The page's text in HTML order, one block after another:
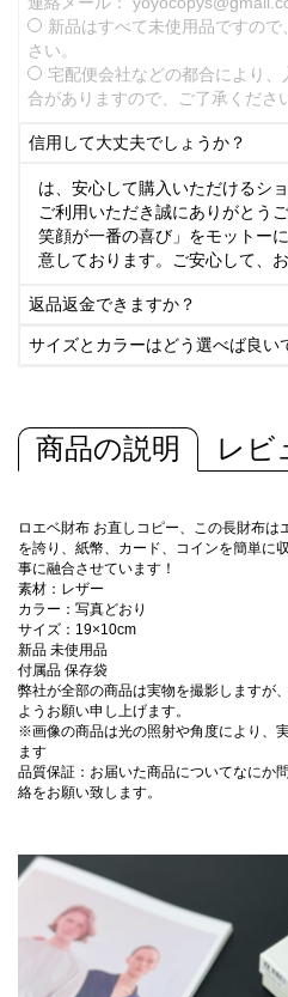
新品はすべて未使用品ですの
さい。
宅配便会社などの都合により
合がありますので、ご了承くださ
信用して大丈夫でしょうか？
は、安心して購入いただけるシ
ご利用いただき誠にありがとう
笑顔が一番の喜び」をモットー
意しております。ご安心して、
返品返金できますか？
サイズとカラーはどう選べば良い
商品の説明 レビ
ロエベ財布 お直しコピー、この長財布
を誇り、紙幣、カード、コインを簡単に
事に融合させています！
素材：レザー
カラー：写真どおり
サイズ：19×10cm
新品 未使用品
付属品 保存袋
弊社が全部の商品は実物を撮影しますが
ようお願い申し上げます。
※画像の商品は光の照射や角度により、
ます
品質保証：お届いた商品についてなにか
絡をお願い致します。